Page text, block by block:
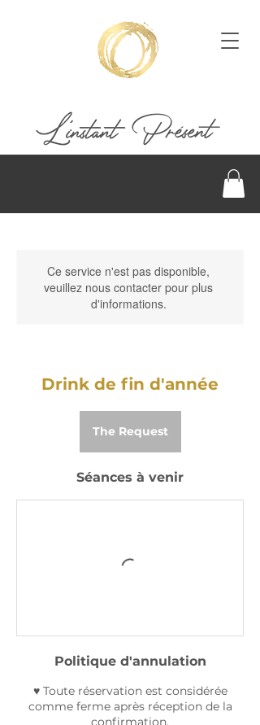
Ce service n'est pas disponible,
veuillez nous contacter pour plus
d'informations.
Drink de fin d'année
The Request
Séances à venir
Politique d'annulation
♥ Toute réservation est considérée
comme ferme après réception de la
confirmation.